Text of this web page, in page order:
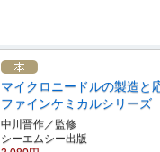
マイクロニードルの製造
ファインケミカルシリーズ
中川晋作／監修
シーエムシー出版